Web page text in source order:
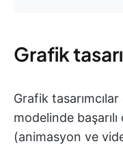
Grafik
Grafik
modelinde
(animasyon ve